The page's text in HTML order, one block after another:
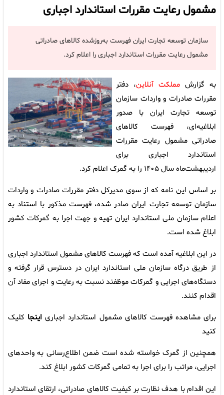
مشمول رعایت مقررات استاندارد اجباری
سازمان توسعه تجارت ایران فهرست به‌روزشده کالاهای صادراتی
مشمول رعایت مقررات استاندارد اجباری را اعلام کرد.
به گزارش مملکت آنلاین، دفتر
مقررات صادرات و واردات سازمان
توسعه تجارت ایران با صدور
ابلاغیه‌ای، فهرست کالاهای
صادراتی مشمول رعایت مقررات
استاندارد اجباری برای
اردیبهشت‌ماه سال ۱۴۰۵ را به گمرک اعلام کرد.
بر اساس این نامه که از سوی مدیرکل دفتر مقررات صادرات و واردات
سازمان توسعه تجارت ایران صادر شده، فهرست مذکور با استناد به
اعلام سازمان ملی استاندارد ایران تهیه و جهت اجرا به گمرکات کشور
ابلاغ شده است.
در این ابلاغیه آمده است که فهرست کالاهای مشمول استاندارد اجباری
از طریق درگاه سازمان ملی استاندارد ایران در دسترس قرار گرفته و
دستگاه‌های اجرایی و گمرکات موظفند نسبت به رعایت و اجرای مفاد آن
اقدام کنند.
برای مشاهده فهرست کالاهای مشمول استاندارد اجباری اینجا کلیک
کنید
همچنین از گمرک خواسته شده است ضمن اطلاع‌رسانی به واحدهای
اجرایی، مراتب را برای اجرا به تمامی گمرکات کشور ابلاغ کند.
این اقدام با هدف نظارت بر کیفیت کالاهای صادراتی، ارتقای استاندارد